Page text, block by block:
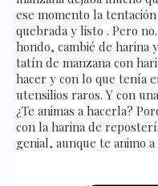
ese momento la
quebrada y listo . Pero
hondo, cambié de harina
tatín de manzana con
hacer y con lo que tenía
utensilios raros. Y con
¿Te animas a hacerla?
con la harina de
genial, aunque te animo